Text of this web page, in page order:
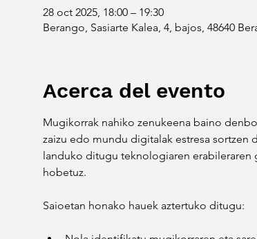
28 oct 2025, 18:00 – 19:30
Berango, Sasiarte Kalea, 4, bajos, 48640
Acerca del evento
Mugikorrak nahiko zenukeena baino
zaizu edo mundu digitalak estresa sortzen
landuko ditugu teknologiaren erabileraren
hobetuz.
Saioetan honako hauek aztertuko ditugu: